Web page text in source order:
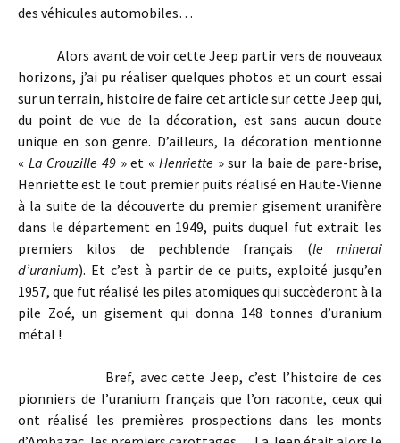
des véhicules automobiles…
Alors avant de voir cette Jeep partir vers de nouveaux
horizons, j’ai pu réaliser quelques photos et un court essai
sur un terrain, histoire de faire cet article sur cette Jeep qui,
du point de vue de la décoration, est sans aucun doute
unique en son genre. D’ailleurs, la décoration mentionne
« La Crouzille 49 » et « Henriette» sur la baie de pare-brise,
Henriette est le tout premier puits réalisé en Haute-Vienne
à la suite de la découverte du premier gisement uranifère
dans le département en 1949, puits duquel fut extrait les
premiers kilos de pechblende français (le minerai
d’uranium). Et c’est à partir de ce puits, exploité jusqu’en
1957, que fut réalisé les piles atomiques qui succèderont à la
pile Zoé, un gisement qui donna 148 tonnes d’uranium
métal !
Bref, avec cette Jeep, c’est l’histoire de ces
pionniers de l’uranium français que l’on raconte, ceux qui
ont réalisé les premières prospections dans les monts